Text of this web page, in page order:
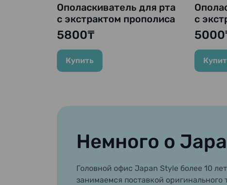
Ополаскиватель для рта
с экстрактом прополиса
и чайного листа
"Propolinse Matcha", 600
мл.
5800₸
Купить
с
и
Немного о
Головной офис Japan Style более 10
занимаемся поставкой